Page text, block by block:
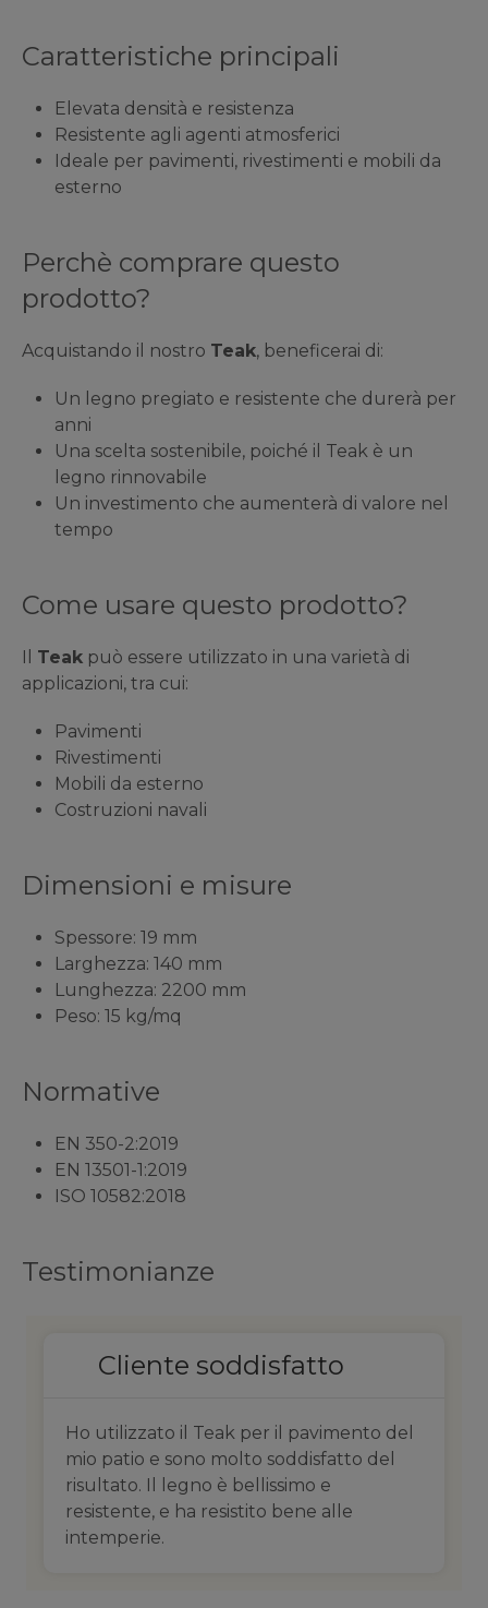
Caratteristiche principali
Elevata densità e resistenza
Resistente agli agenti atmosferici
Ideale per pavimenti, rivestimenti e mobili da
esterno
Perchè comprare questo
prodotto?
Acquistando il nostro Teak, beneficerai di:
Un legno pregiato e resistente che durerà per
anni
Una scelta sostenibile, poiché il Teak è un
legno rinnovabile
Un investimento che aumenterà di valore nel
tempo
Come usare questo prodotto?
Il Teak può essere utilizzato in una varietà di
applicazioni, tra cui:
Pavimenti
Rivestimenti
Mobili da esterno
Costruzioni navali
Dimensioni e misure
Spessore: 19 mm
Larghezza: 140 mm
Lunghezza: 2200 mm
Peso: 15 kg/mq
Normative
EN 350-2:2019
EN 13501-1:2019
ISO 10582:2018
Testimonianze
Cliente soddisfatto
Ho utilizzato il Teak per il pavimento del
mio patio e sono molto soddisfatto del
risultato. Il legno è bellissimo e
resistente, e ha resistito bene alle
intemperie.